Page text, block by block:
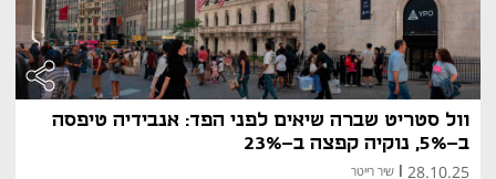
וול סטריט שברה שיאים לפני הפד: אנבידיה טיפסה
ב-5%, נוקיה קפצה ב-23%
28.10.25 שיר רייטר